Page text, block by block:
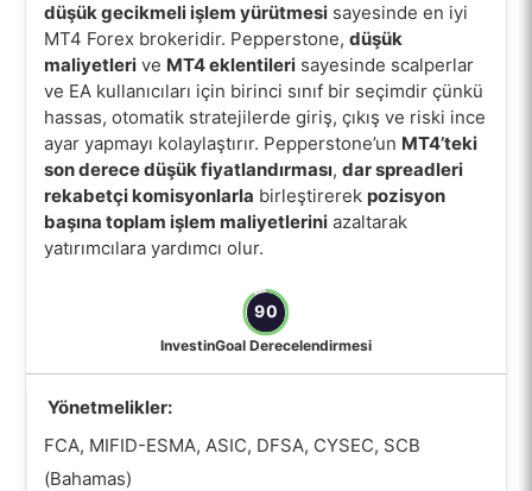
düşük gecikmeli işlem yürütmesisayesinde en iyi
MT4 Forex brokeridir. Pepperstone, düşük
maliyetlerive MT4 eklentilerisayesinde scalperlar
ve EA kullanıcıları için birinci sınıf bir seçimdir çünkü
hassas, otomatik stratejilerde giriş, çıkış ve riski ince
ayar yapmayı kolaylaştırır. Pepperstone’un MT4’teki
son derece düşük fiyatlandırması, dar spreadleri
rekabetçi komisyonlarla birleştirerek pozisyon
başına toplam işlem maliyetleriniazaltarak
yatırımcılara yardımcı olur.
90
InvestinGoal Derecelendirmesi
Yönetmelikler:
FCA, MIFID-ESMA, ASIC, DFSA, CYSEC, SCB
(Bahamas)